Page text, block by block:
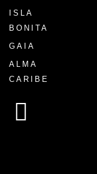
ISLA
BONITA
GAIA
ALMA
CARIBE